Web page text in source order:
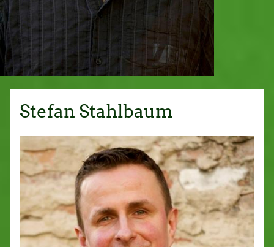
Stefan Stahlbaum